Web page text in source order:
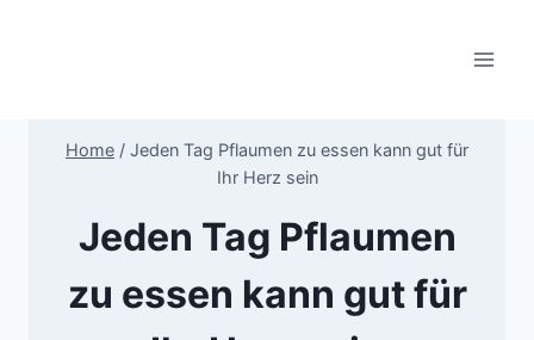
Home / Jeden Tag Pflaumen zu essen kann gut für
Ihr Herz sein
Jeden Tag Pflaumen
zu essen kann gut für